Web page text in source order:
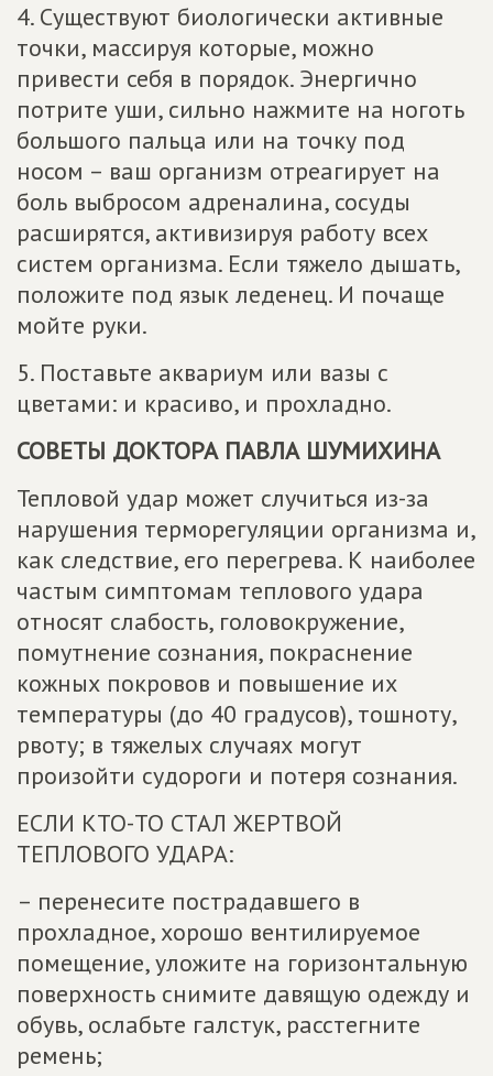
4. Существуют биологически активные
точки, массируя которые, можно
привести себя в порядок. Энергично
потрите уши, сильно нажмите на ноготь
большого пальца или на точку под
носом – ваш организм отреагирует на
боль выбросом адреналина, сосуды
расширятся, активизируя работу всех
систем организма. Если тяжело дышать,
положите под язык леденец. И почаще
мойте руки.
5. Поставьте аквариум или вазы с
цветами: и красиво, и прохладно.
СОВЕТЫ ДОКТОРА ПАВЛА ШУМИХИНА
Тепловой удар может случиться из-за
нарушения терморегуляции организма и,
как следствие, его перегрева. К наиболее
частым симптомам теплового удара
относят слабость, головокружение,
помутнение сознания, покраснение
кожных покровов и повышение их
температуры (до 40 градусов), тошноту,
рвоту; в тяжелых случаях могут
произойти судороги и потеря сознания.
ЕСЛИ КТО-ТО СТАЛ ЖЕРТВОЙ
ТЕПЛОВОГО УДАРА:
– перенесите пострадавшего в
прохладное, хорошо вентилируемое
помещение, уложите на горизонтальную
поверхность снимите давящую одежду и
обувь, ослабьте галстук, расстегните
ремень;